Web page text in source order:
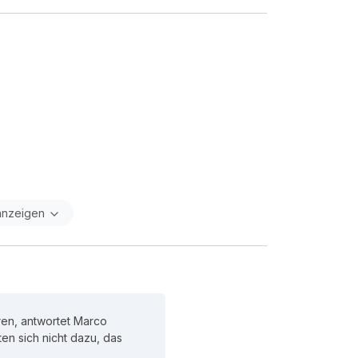
antwortet Marco
sich nicht dazu, das